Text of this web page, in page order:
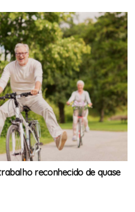
reconhecido de quase